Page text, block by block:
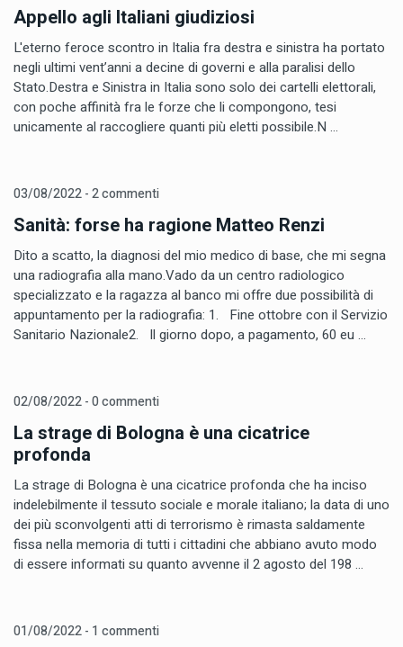
Appello agli Italiani giudiziosi
L'eterno feroce scontro in Italia fra destra e sinistra ha portato
negli ultimi vent’anni a decine di governi e alla paralisi dello
Stato.Destra e Sinistra in Italia sono solo dei cartelli elettorali,
con poche affinità fra le forze che li compongono, tesi
unicamente al raccogliere quanti più eletti possibile.N ...
03/08/2022 - 2 commenti
Sanità: forse ha ragione Matteo Renzi
Dito a scatto, la diagnosi del mio medico di base, che mi segna
una radiografia alla mano.Vado da un centro radiologico
specializzato e la ragazza al banco mi offre due possibilità di
appuntamento per la radiografia: 1. Fine ottobre con il Servizio
Sanitario Nazionale2. Il giorno dopo, a pagamento, 60 eu ...
02/08/2022 - 0 commenti
La strage di Bologna è una cicatrice
profonda
La strage di Bologna è una cicatrice profonda che ha inciso
indelebilmente il tessuto sociale e morale italiano; la data di uno
dei più sconvolgenti atti di terrorismo è rimasta saldamente
fissa nella memoria di tutti i cittadini che abbiano avuto modo
di essere informati su quanto avvenne il 2 agosto del 198 ...
01/08/2022 - 1 commenti